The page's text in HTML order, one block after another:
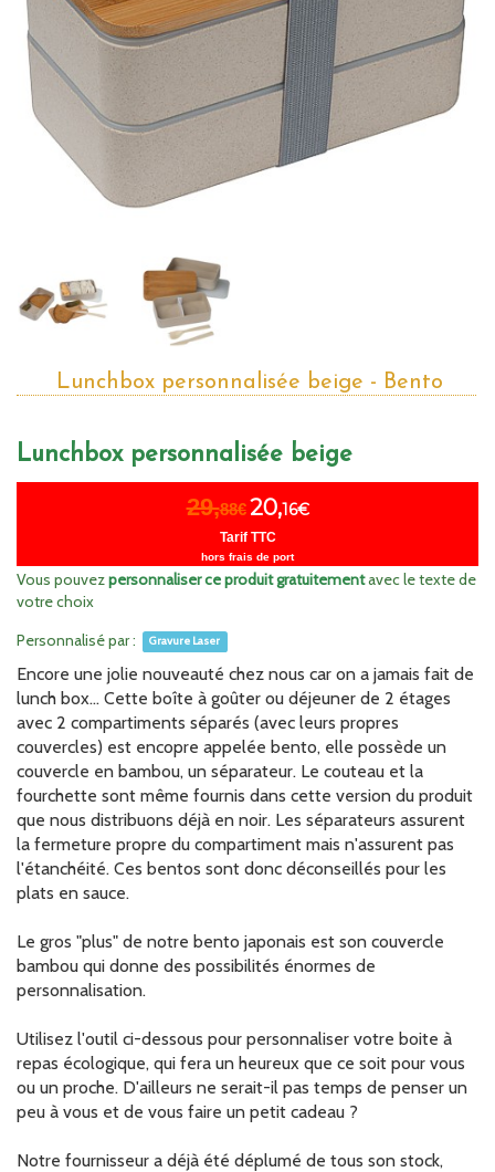
Lunchbox personnalisée beige - Bento
Lunchbox personnalisée beige
29,88€ 20,16€
Tarif TTC
hors frais de port
Vous pouvezpersonnaliser ce produit gratuitementavec le texte de
votre choix
Personnalisé par :
Gravure Laser
Encore une jolie nouveauté chez nous car on a jamais fait de
lunch box... Cette boîte à goûter ou déjeuner de 2 étages
avec 2 compartiments séparés (avec leurs propres
couvercles) est encopre appelée bento, elle possède un
couvercle en bambou, un séparateur. Le couteau et la
fourchette sont même fournis dans cette version du produit
que nous distribuons déjà en noir. Les séparateurs assurent
la fermeture propre du compartiment mais n'assurent pas
l'étanchéité. Ces bentos sont donc déconseillés pour les
plats en sauce.
Le gros "plus" de notre bento japonais est son couvercle
bambou qui donne des possibilités énormes de
personnalisation.
Utilisez l'outil ci-dessous pour personnaliser votre boite à
repas écologique, qui fera un heureux que ce soit pour vous
ou un proche. D'ailleurs ne serait-il pas temps de penser un
peu à vous et de vous faire un petit cadeau ?
Notre fournisseur a déjà été déplumé de tous son stock,